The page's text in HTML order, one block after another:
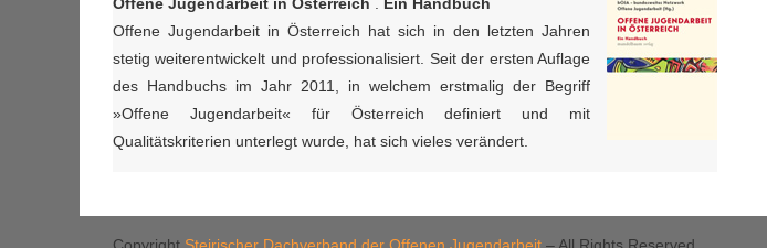
Offene Jugendarbeit in Österreich hat sich in den letzten Jahren
stetig weiterentwickelt und professionalisiert. Seit der ersten Auflage
des Handbuchs im Jahr 2011, in welchem erstmalig der Begriff
»Offene Jugendarbeit« für Österreich definiert und mit
Qualitätskriterien unterlegt wurde, hat sich vieles verändert.